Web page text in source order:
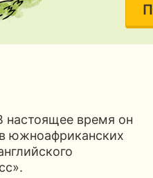
время он
южноафриканских